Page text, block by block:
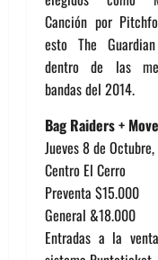
Canción por
esto The
dentro de las
bandas del 2014.
Bag Raiders +
Jueves 8 de
Centro El Cerro
Preventa $15.000
General &18.000
Entradas a la